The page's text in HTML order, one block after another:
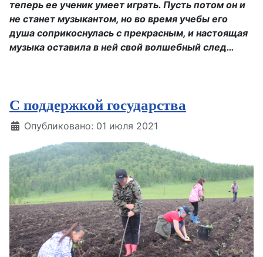
теперь ее ученик умеет играть. Пусть потом он и
не станет музыкантом, но во время учебы его
душа соприкоснулась с прекрасным, и настоящая
музыка оставила в ней свой волшебный след…
С поддержкой государства
Информация о материале
Опубликовано: 01 июля 2021